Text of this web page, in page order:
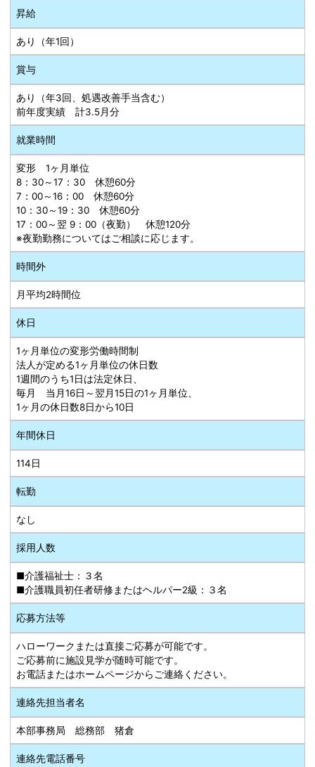
昇給
あり（年1回）
賞与
あり（年3回、処遇改善手当含む）
前年度実績 計3.5月分
就業時間
変形 1ヶ月単位
8：30～17：30 休憩60分
7：00～16：00 休憩60分
10：30～19：30 休憩60分
17：00～翌 9：00（夜勤） 休憩120分
※夜勤勤務についてはご相談に応じます。
時間外
月平均2時間位
休日
1ヶ月単位の変形労働時間制
法人が定める1ヶ月単位の休日数
1週間のうち1日は法定休日、
毎月 当月16日～翌月15日の1ヶ月単位、
1ヶ月の休日数8日から10日
年間休日
114日
転勤
なし
採用人数
■介護福祉士：３名
■介護職員初任者研修またはヘルパー2級：３名
応募方法等
ハローワークまたは直接ご応募が可能です。
ご応募前に施設見学が随時可能です。
お電話またはホームページからご連絡ください。
連絡先担当者名
本部事務局 総務部 猪倉
連絡先電話番号